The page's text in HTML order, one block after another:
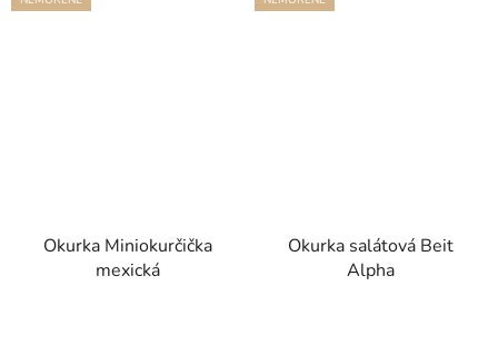
Okurka Miniokurčička
mexická
Okurka salátová Beit
Alpha